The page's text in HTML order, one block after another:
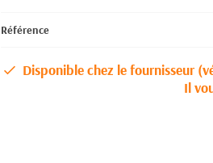
Référence
Disponible chez le fournisseur
Il